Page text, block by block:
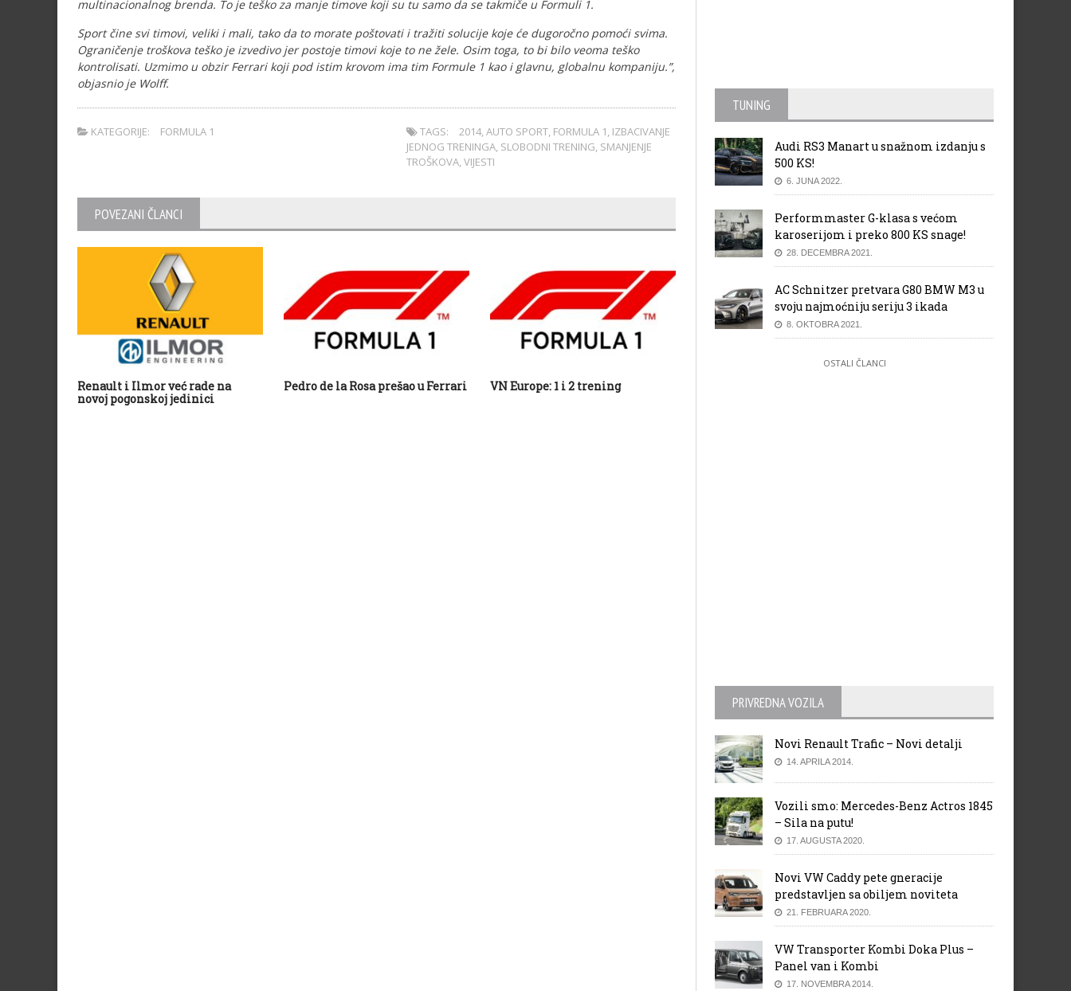
multinacionalnog brenda. To je teško za manje timove koji su tu samo da se takmiče u Formuli 1.
Sport čine svi timovi, veliki i mali, tako da to morate poštovati i tražiti solucije koje će dugoročno pomoći svima.
Ograničenje troškova teško je izvedivo jer postoje timovi koje to ne žele. Osim toga, to bi bilo veoma teško
kontrolisati. Uzmimo u obzir Ferrari koji pod istim krovom ima tim Formule 1 kao i glavnu, globalnu kompaniju.”,
objasnio je Wolff.
KATEGORIJE: FORMULA 1 TAGS: 2014,AUTO SPORT, FORMULA 1, IZBACIVANJE
JEDNOG TRENINGA, SLOBODNI TRENING, SMANJENJE
TROŠKOVA,VIJESTI
POVEZANI ČLANCI
Renault i Ilmor već rade na
novoj pogonskoj jedinici
Pedro de la Rosa prešao u Ferrari VN Europe: 1 i 2 trening
TUNING
Audi RS3 Manart u snažnom izdanju s
500 KS!
6. JUNA 2022.
Performmaster G-klasa s većom
karoserijom i preko 800 KS snage!
28. DECEMBRA 2021.
AC Schnitzer pretvara G80 BMW M3 u
svoju najmoćniju seriju 3 ikada
8. OKTOBRA 2021.
OSTALI ČLANCI
PRIVREDNA VOZILA
Novi Renault Trafic – Novi detalji
14. APRILA 2014.
Vozili smo: Mercedes-Benz Actros 1845
– Sila na putu!
17. AUGUSTA 2020.
Novi VW Caddy pete gneracije
predstavljen sa obiljem noviteta
21. FEBRUARA 2020.
VW Transporter Kombi Doka Plus –
Panel van i Kombi
17. NOVEMBRA 2014.